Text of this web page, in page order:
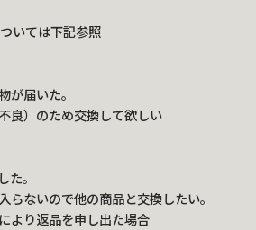
いては下記参照
が届いた。
良）のため交換して欲しい
。
らないので他の商品と交換したい。
より返品を申し出た場合